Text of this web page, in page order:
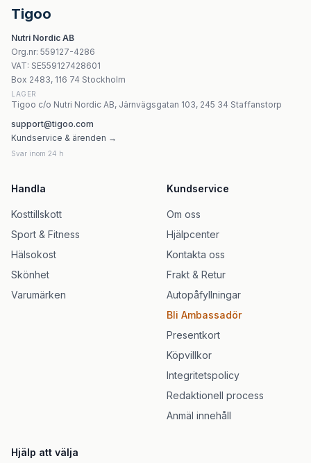
Revitax - Hair Growth Serum - 100ml
Manuka Health - Royal Jelly Gummies Tabs - 60
Yango - Hair, Skin, Nails med Ashwagandha - 90 kapslar
Natures Aid - Cod Liver Oil - 90 Sgels
Tigoo
Nutri Nordic AB
Org.nr: 559127-4286
VAT: SE559127428601
Box 2483, 116 74 Stockholm
LAGER
Tigoo c/o Nutri Nordic AB, Järnvägsgatan 103, 245 34 Staffanstorp
support@tigoo.com
Kundservice & ärenden →
Svar inom 24 h
Handla
Kosttillskott
Sport & Fitness
Hälsokost
Skönhet
Varumärken
Kundservice
Om oss
Hjälpcenter
Kontakta oss
Frakt & Retur
Autopåfyllningar
Bli Ambassadör
Presentkort
Köpvillkor
Integritetspolicy
Redaktionell process
Anmäl innehåll
Hjälp att välja